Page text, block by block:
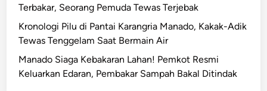
Terbakar, Seorang Pemuda Tewas Terjebak
Kronologi Pilu di Pantai Karangria Manado, Kakak-Adik
Tewas Tenggelam Saat Bermain Air
Manado Siaga Kebakaran Lahan! Pemkot Resmi
Keluarkan Edaran, Pembakar Sampah Bakal Ditindak